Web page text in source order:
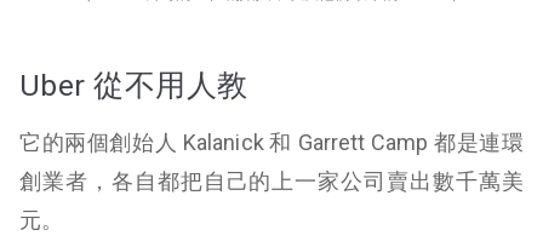
Uber 從不用人教
它的兩個創始人 Kalanick 和 Garrett Camp 都是連環
創業者，各自都把自己的上一家公司賣出數千萬美
元。